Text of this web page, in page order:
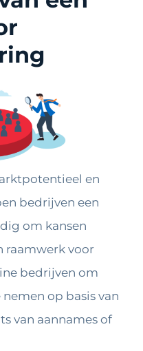
en
bedrijven een
om kansen
raamwerk voor
bedrijven om
op basis van
van aannames of